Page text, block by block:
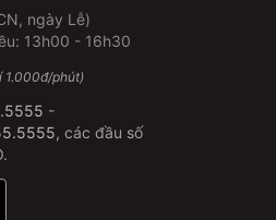
ngày Lễ)
13h00 - 16h30
1.000đ/phút)
-
, các đầu số